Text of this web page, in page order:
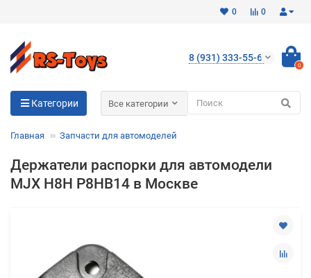
0
0
8 (931) 333-55-65
0
Категории Все категории
Главная Запчасти для автомоделей
Держатели распорки для автомодели
MJX H8H P8HB14 в Москве
Разбейте
без переплат
Сегодня